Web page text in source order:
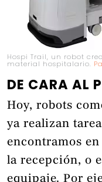
Hospi Trail, un robot
material hospitalario.
DE CARA AL
Hoy, robots
ya realizan
encontramos
la recepción, o
equipaje. Por